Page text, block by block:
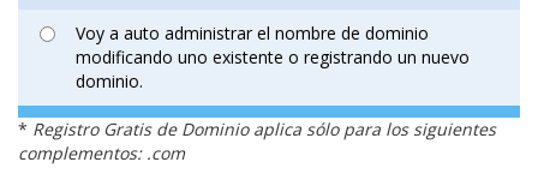
Voy a auto administrar el nombre de dominio
modificando uno existente o registrando un nuevo
dominio.
* Registro Gratis de Dominio aplica sólo para los siguientes
complementos: .com